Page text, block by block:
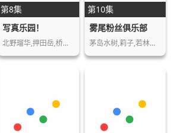
第8集
写真乐园！
北野瑠华,押田岳,桥本梨菜,矢野ななか,永尾…
第10集
雾尾粉丝俱乐部
茅岛水树,莉子,若林时英,小宫璃央,星乃梦奈…